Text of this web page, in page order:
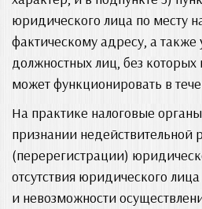
юридического лица по месту
фактическому адресу, а также
должностных лиц, без
может функционировать в
На практике налоговые
признании недействительной
(перерегистрации)
отсутствия юридического
и невозможности